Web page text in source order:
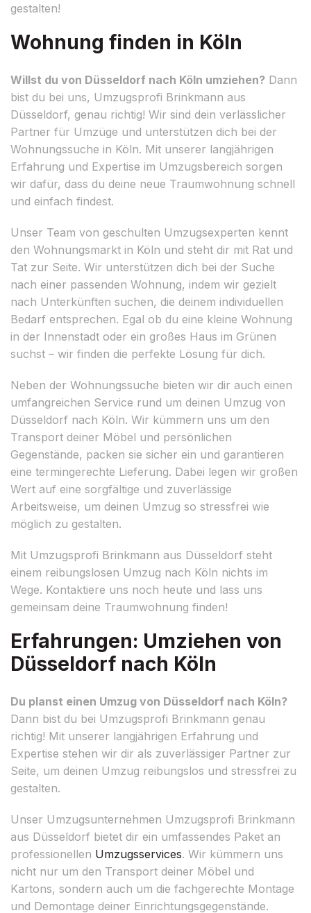
gestalten!
Wohnung finden in Köln
Willst du von Düsseldorf nach Köln umziehen? Dann
bist du bei uns, Umzugsprofi Brinkmann aus
Düsseldorf, genau richtig! Wir sind dein verlässlicher
Partner für Umzüge und unterstützen dich bei der
Wohnungssuche in Köln. Mit unserer langjährigen
Erfahrung und Expertise im Umzugsbereich sorgen
wir dafür, dass du deine neue Traumwohnung schnell
und einfach findest.
Unser Team von geschulten Umzugsexperten kennt
den Wohnungsmarkt in Köln und steht dir mit Rat und
Tat zur Seite. Wir unterstützen dich bei der Suche
nach einer passenden Wohnung, indem wir gezielt
nach Unterkünften suchen, die deinem individuellen
Bedarf entsprechen. Egal ob du eine kleine Wohnung
in der Innenstadt oder ein großes Haus im Grünen
suchst – wir finden die perfekte Lösung für dich.
Neben der Wohnungssuche bieten wir dir auch einen
umfangreichen Service rund um deinen Umzug von
Düsseldorf nach Köln. Wir kümmern uns um den
Transport deiner Möbel und persönlichen
Gegenstände, packen sie sicher ein und garantieren
eine termingerechte Lieferung. Dabei legen wir großen
Wert auf eine sorgfältige und zuverlässige
Arbeitsweise, um deinen Umzug so stressfrei wie
möglich zu gestalten.
Mit Umzugsprofi Brinkmann aus Düsseldorf steht
einem reibungslosen Umzug nach Köln nichts im
Wege. Kontaktiere uns noch heute und lass uns
gemeinsam deine Traumwohnung finden!
Erfahrungen: Umziehen von
Düsseldorf nach Köln
Du planst einen Umzug von Düsseldorf nach Köln?
Dann bist du bei Umzugsprofi Brinkmann genau
richtig! Mit unserer langjährigen Erfahrung und
Expertise stehen wir dir als zuverlässiger Partner zur
Seite, um deinen Umzug reibungslos und stressfrei zu
gestalten.
Unser Umzugsunternehmen Umzugsprofi Brinkmann
aus Düsseldorf bietet dir ein umfassendes Paket an
professionellen Umzugsservices. Wir kümmern uns
nicht nur um den Transport deiner Möbel und
Kartons, sondern auch um die fachgerechte Montage
und Demontage deiner Einrichtungsgegenstände.